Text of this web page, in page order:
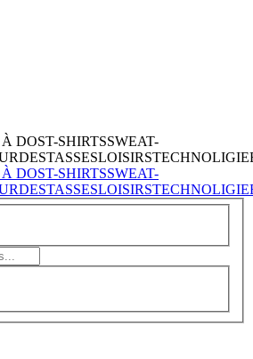
DOST-SHIRTSSWEAT-
TASSESLOISIRSTECHNOLIGIE
DOST-SHIRTSSWEAT-
TASSESLOISIRSTECHNOLIGIE